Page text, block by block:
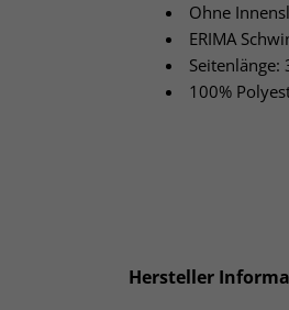
Ohne
ERIMA
Seitenlänge:
100%
Hersteller